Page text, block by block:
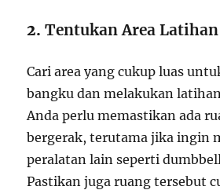
2.Tentukan Area
Cari area yang cukup luas
bangku dan melakukan
Anda perlu memastikan ada
bergerak, terutama jika ingin
peralatan lain seperti
Pastikan juga ruang tersebut